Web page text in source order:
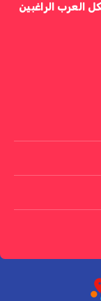
العرب الراغبين